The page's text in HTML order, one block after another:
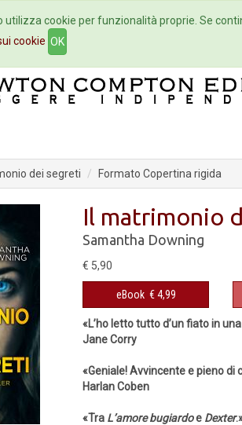
Autori Eventi
dei segreti Formato Copertina rigida
Il matrimonio
Samantha Downing
€ 5,90
eBook € 4,99
«L’ho letto tutto d’un fiato in
Jane Corry
«Geniale! Avvincente e pieno di
Harlan Coben
«Tra L’amore bugiardoe Dexter
utilizza cookie per funzionalità proprie. Se
cookie OK